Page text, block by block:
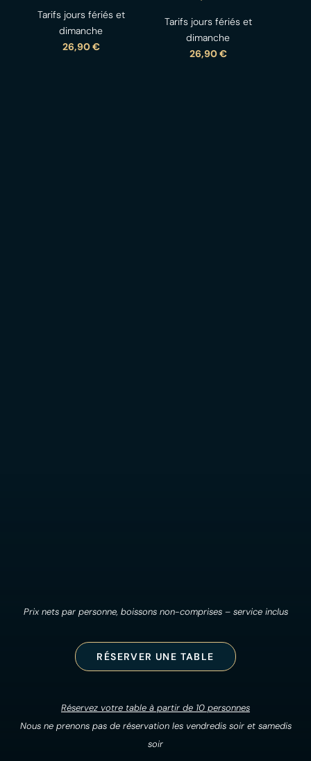
Tarifs jours fériés et
dimanche
26,90 €
Tarifs jours fériés et
dimanche
26,90 €
Prix nets par personne, boissons non-comprises – service inclus
RÉSERVER UNE TABLE
Réservez votre table à partir de 10 personnes
Nous ne prenons pas de réservation les vendredis soir et samedis
soir